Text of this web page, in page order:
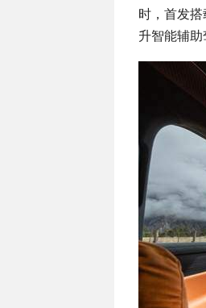
时，首发
升智能辅助